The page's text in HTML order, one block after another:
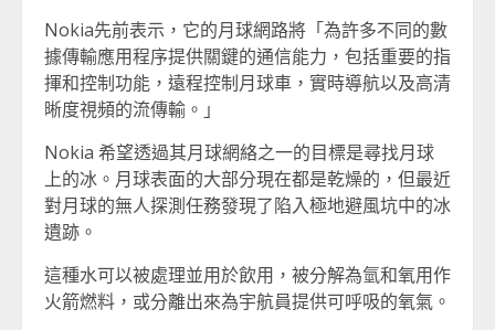
Nokia先前表示，它的月球網路將「為許多不同的數
據傳輸應用程序提供關鍵的通信能力，包括重要的指
揮和控制功能，遠程控制月球車，實時導航以及高清
晰度視頻的流傳輸。」
Nokia 希望透過其月球網絡之一的目標是尋找月球
上的冰。月球表面的大部分現在都是乾燥的，但最近
對月球的無人探測任務發現了陷入極地避風坑中的冰
遺跡。
這種水可以被處理並用於飲用，被分解為氫和氧用作
火箭燃料，或分離出來為宇航員提供可呼吸的氧氣。